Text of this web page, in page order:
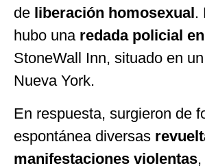
de liberación homosexual .
hubo una redada policial en
StoneWall Inn, situado en
Nueva York.
En respuesta, surgieron de
espontánea diversas
manifestaciones violentas